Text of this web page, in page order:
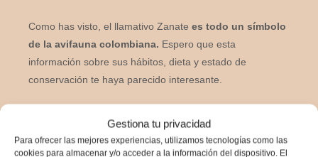
Gestiona tu privacidad
Para ofrecer las mejores experiencias, utilizamos tecnologías como las
cookies para almacenar y/o acceder a la información del dispositivo. El
Como has visto, el llamativo Zanate es todo un símbolo
de la avifauna colombiana. Espero que esta
información sobre sus hábitos, dieta y estado de
conservación te haya parecido interesante.
¡Seguro que no te decepcionará!